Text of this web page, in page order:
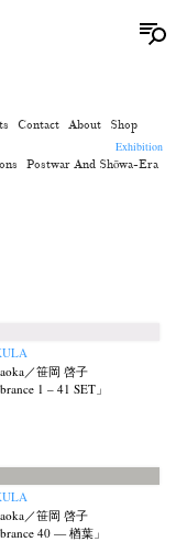
Contact About
Shop
Exhibition
Postwar And Shōwa-Era
／笹岡 啓子
1 – 41 SET」
／笹岡 啓子
40 — 楢葉」